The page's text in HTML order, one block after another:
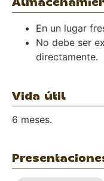
En un lugar
No debe ser
directamente.
Vida útil
6 meses.